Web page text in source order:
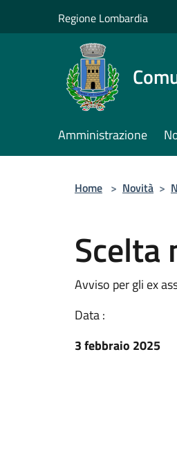
Regione Lombardia
Amministrazione
Home > Novità >
Scelta
Avviso per gli ex
Data :
3 febbraio 2025